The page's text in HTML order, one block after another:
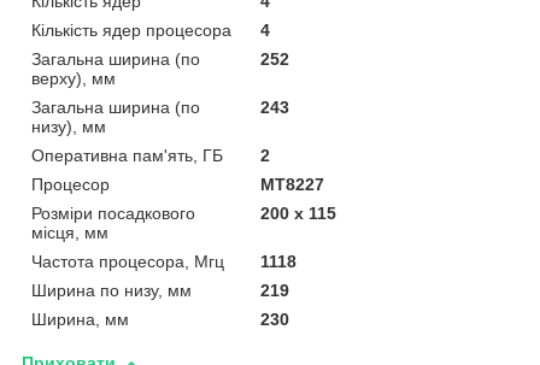
Кількість ядер процесора
4
Загальна ширина (по
верху), мм
252
Загальна ширина (по
низу), мм
243
Оперативна пам'ять, ГБ
2
Процесор
MT8227
Розміри посадкового
місця, мм
200 х 115
Частота процесора, Мгц
1118
Ширина по низу, мм
219
Ширина, мм
230